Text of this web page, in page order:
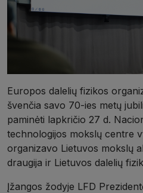
Europos dalelių fizikos
švenčia savo 70-ies metų
paminėti lapkričio 27 d.
technologijos mokslų centre
organizavo Lietuvos mokslų
draugija ir Lietuvos dalelių
Įžangos žodyje LFD